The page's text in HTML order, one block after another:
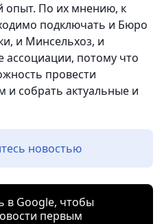
опыт. По их мнению, к
подключать и Бюро
и Минсельхоз, и
ассоциации, потому что
провести
и собрать актуальные и
новостью
в Google, чтобы
первым